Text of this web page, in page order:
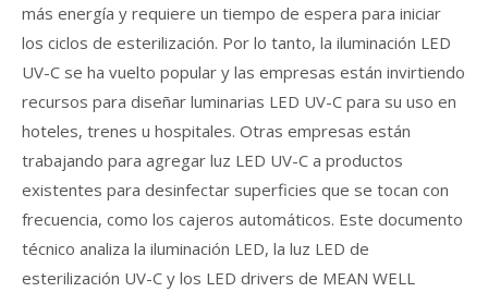
más energía y requiere un tiempo de espera para iniciar
los ciclos de esterilización. Por lo tanto, la iluminación LED
UV-C se ha vuelto popular y las empresas están invirtiendo
recursos para diseñar luminarias LED UV-C para su uso en
hoteles, trenes u hospitales. Otras empresas están
trabajando para agregar luz LED UV-C a productos
existentes para desinfectar superficies que se tocan con
frecuencia, como los cajeros automáticos. Este documento
técnico analiza la iluminación LED, la luz LED de
esterilización UV-C y los LED drivers de MEAN WELL